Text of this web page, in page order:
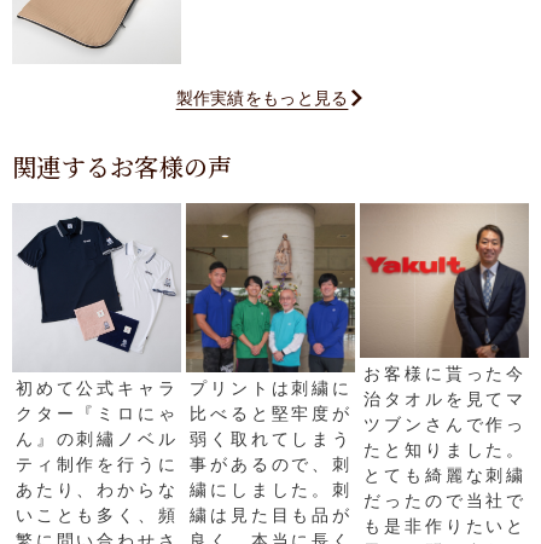
製作実績をもっと見る
関連するお客様の声
初めて公式キャラ
クター『ミロにゃ
ん』の刺繡ノベル
ティ制作を行うに
あたり、わからな
いことも多く、頻
繁に問い合わせさ
プリントは刺繍に
比べると堅牢度が
弱く取れてしまう
事があるので、刺
繍にしました。刺
繍は見た目も品が
お客様に貰った今
治タオルを見てマ
ツブンさんで作っ
たと知りました。
とても綺麗な刺繍
だったので当社で
も是非作りたいと